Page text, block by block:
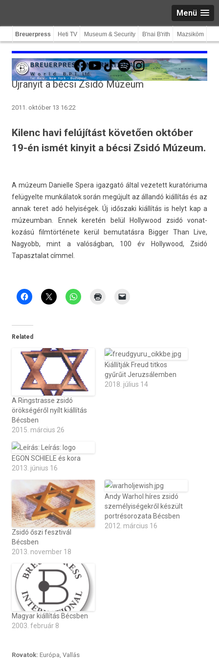
Menü
Breuerpress Heti TV Museum & Security B'nai B'rith Mazsiköm
Facebook
YouTube
TikTokSpotifyInstagram
Újranyit a bécsi Zsidó Múzeum
2011. október 13 16:22
Kilenc havi felújítást követően október
19-én ismét kinyit a bécsi Zsidó Múzeum.
A múzeum Daniel­le Spera igaz­gató által vezetett kuratóriuma
felügyel­te munkálatok során megújult az állandó kiállítás és az
annak teret adó helyiségek. Új időszaki kiállítás is helyt kap a
múzeum­ban. Ennek keretén belül Hol­lywood zsidó vonat­
kozású filmtörténete kerül be­mutatás­ra Bi­gg­er Than Live,
Nagyobb, mint a valóságban, 100 év Hol­lywood, Zsidó
Tapasztalat címmel.
Related
A Ringstrasse zsidó
örökségéről nyílt kiállítás
Bécsben
2015. március 26
Kiállítják Freud titkos
gyűrűit Jeruzsálemben
2018. július 14
EGON SCHIELE és kora
2013. június 16
Zsidó őszi fesztivál
Bécsben
2013. november 18
Andy Warhol híres zsidó
személyiségekről készült
portrésorozata Bécsben
2012. március 16
Magyar kiállítás Bécsben
2003. február 8
Rovatok: Európa, Vallás